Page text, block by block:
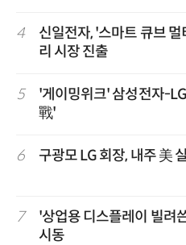
4
신일전자, '스마트 큐브
리 시장 진출
5
'게이밍위크' 삼성전자-
戰'
6 구광모 LG 회장, 내주 美
7
'상업용 디스플레이 빌려
시동